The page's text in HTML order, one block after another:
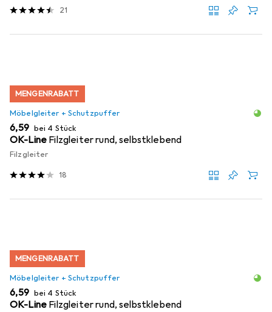
21
MENGENRABATT
Möbelgleiter + Schutzpuffer
EUR
6,59 bei 4 Stück
OK-Line Filzgleiter rund, selbstklebend
Filzgleiter
18
MENGENRABATT
Möbelgleiter + Schutzpuffer
EUR
6,59 bei 4 Stück
OK-Line Filzgleiter rund, selbstklebend